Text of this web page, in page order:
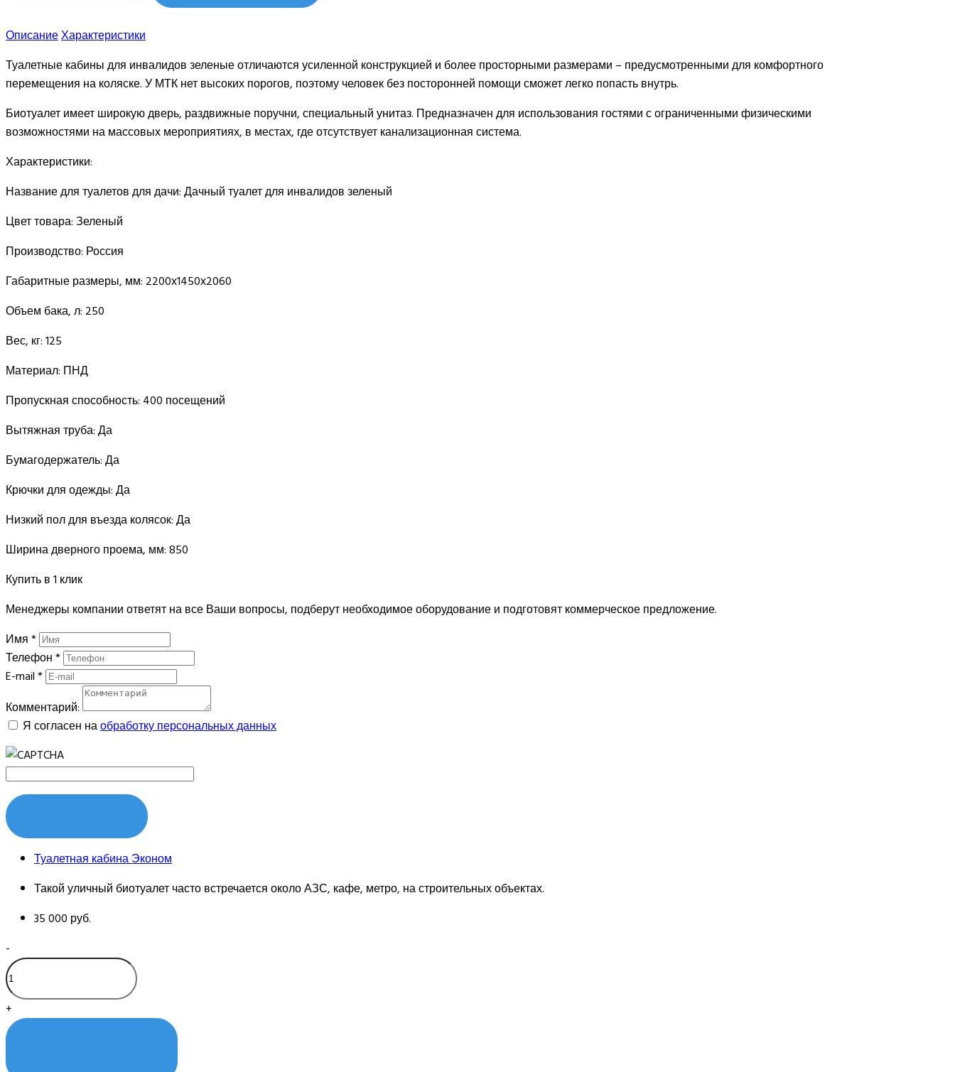
ОписаниеХарактеристики
Туалетные кабины для инвалидов зеленые отличаются усиленной конструкцией и более просторными размерами – предусмотренными для комфортного
перемещения на коляске. У МТК нет высоких порогов, поэтому человек без посторонней помощи сможет легко попасть внутрь.
Биотуалет имеет широкую дверь, раздвижные поручни, специальный унитаз. Предназначен для использования гостями с ограниченными физическими
возможностями на массовых мероприятиях, в местах, где отсутствует канализационная система.
Характеристики:
Название для туалетов для дачи:Дачный туалет для инвалидов зеленый
Цвет товара:Зеленый
Производство: Россия
Габаритные размеры, мм: 2200х1450х2060
Объем бака, л: 250
Вес, кг:125
Материал: ПНД
Пропускная способность: 400 посещений
Вытяжная труба:Да
Бумагодержатель:Да
Крючки для одежды:Да
Низкий пол для въезда колясок:Да
Ширина дверного проема, мм:850
Купить в 1 клик
Менеджеры компании ответят на все Ваши вопросы, подберут необходимое оборудование и подготовят коммерческое предложение.
Имя*
Телефон*
E-mail*
Комментарий:
Я согласен наобработку персональных данных
Туалетная кабина Эконом
Такой уличный биотуалет часто встречается около АЗС, кафе, метро, на строительных объектах.
35 000 руб.
-
+